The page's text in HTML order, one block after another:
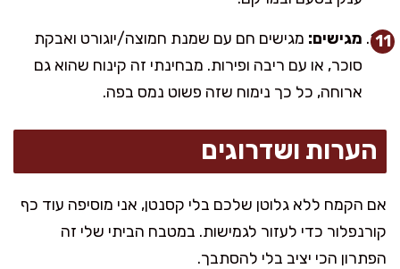
מגישים: מגישים חם עם שמנת חמוצה/יוגורט ואבקת
סוכר, או עם ריבה ופירות. מבחינתי זה קינוח שהוא גם
ארוחה, כל כך נימוח שזה פשוט נמס בפה.
הערות ושדרוגים
אם הקמח ללא גלוטן שלכם בלי קסנטן, אני מוסיפה עוד כף
קורנפלור כדי לעזור לגמישות. במטבח הביתי שלי זה
הפתרון הכי יציב בלי להסתבך.